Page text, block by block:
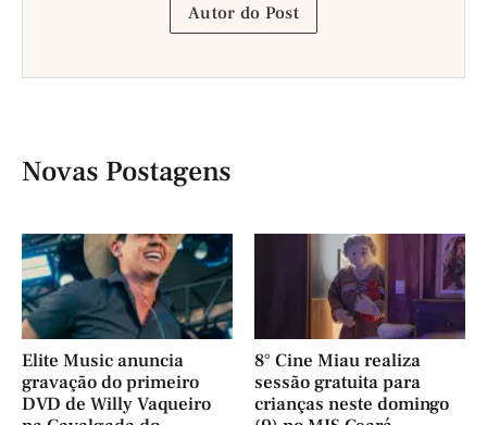
Autor do Post
Novas Postagens
Elite Music anuncia
gravação do primeiro
DVD de Willy Vaqueiro
8° Cine Miau realiza
sessão gratuita para
crianças neste domingo